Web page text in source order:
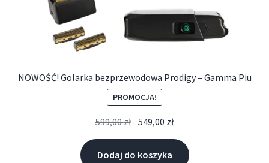
NOWOŚĆ! Golarka bezprzewodowa Prodigy – Gamma Piu
PROMOCJA!
599,00zł 549,00 zł
Dodaj do koszyka